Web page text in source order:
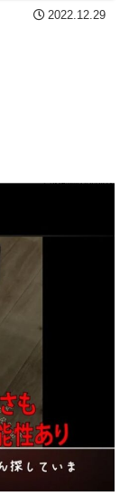
2022.12.29